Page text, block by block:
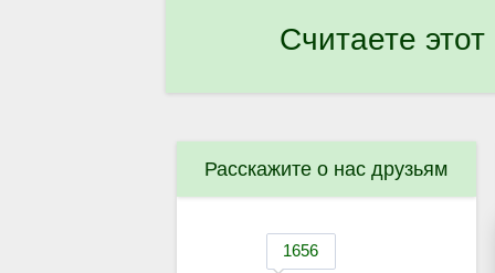
Считаете
Расскажите о нас друзьям